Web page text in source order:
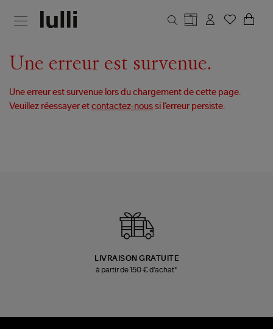
Une erreur est survenue.
Une erreur est survenue lors du chargement de cette page.
Veuillez réessayer etcontactez-nous si l’erreur persiste.
LIVRAISON GRATUITE
à partir de 150 € d'achat*